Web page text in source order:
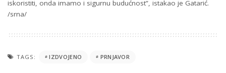
iskoristiti, onda imamo i sigurnu budućnost”, istakao je Gatarić.
/srna/
TAGS: IZDVOJENO PRNJAVOR